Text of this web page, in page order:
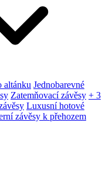
altánku Jednobarevné
Zatemňovací závěsy + 3
Luxusní hotové
závěsy k přehozem